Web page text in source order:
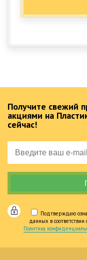
Получите свежий
акциями на
сейчас!
Подтверждаю
данных в
Политика